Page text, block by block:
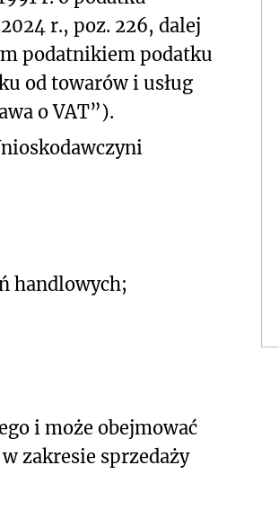
r., poz. 226, dalej
podatnikiem podatku
od towarów i usług
o VAT”).
handlowych;
i może obejmować
zakresie sprzedaży